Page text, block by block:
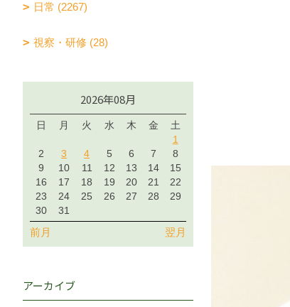
日常 (2267)
視察・研修 (28)
2026年08月
日 月 火 水 木 金
土
1
2
3 4 5 6 7
8
9
10 11 12 13 14
15
16
17 18 19 20 21
22
23
24 25 26 27 28
29
30
31
前月 翌月
アーカイブ